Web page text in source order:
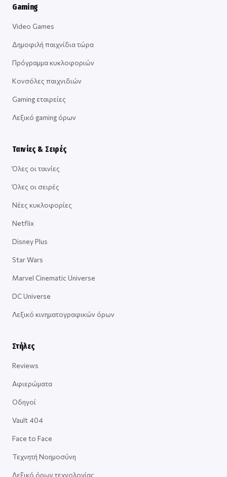
Gaming
Video Games
Δημοφιλή παιχνίδια τώρα
Πρόγραμμα κυκλοφοριών
Κονσόλες παιχνιδιών
Gaming εταιρείες
Λεξικό gaming όρων
Ταινίες & Σειρές
Όλες οι ταινίες
Όλες οι σειρές
Νέες κυκλοφορίες
Netflix
Disney Plus
Star Wars
Marvel Cinematic Universe
DC Universe
Λεξικό κινηματογραφικών όρων
Στήλες
Reviews
Αφιερώματα
Οδηγοί
Vault 404
Face to Face
Τεχνητή Νοημοσύνη
Λεξικό όρων τεχνολογίας